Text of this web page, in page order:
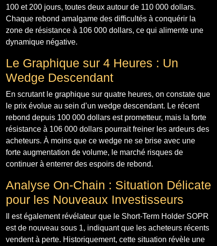
100 et 200 jours, toutes deux autour de 110 000 dollars.
Chaque rebond amalgame des difficultés à conquérir la
zone de résistance à 106 000 dollars, ce qui alimente une
dynamique négative.
Le Graphique sur 4 Heures : Un
Wedge Descendant
En scrutant le graphique sur quatre heures, on constate que
le prix évolue au sein d’un wedge descendant. Le récent
rebond depuis 100 000 dollars est prometteur, mais la forte
résistance à 106 000 dollars pourrait freiner les ardeurs des
acheteurs. À moins que ce wedge ne se brise avec une
forte augmentation de volume, le marché risques de
continuer à enterrer des espoirs de rebond.
Analyse On-Chain : Situation Délicate
pour les Nouveaux Investisseurs
Il est également révélateur que le Short-Term Holder SOPR
est de nouveau sous 1, indiquant que les acheteurs récents
vendent à perte. Historiquement, cette situation révèle une